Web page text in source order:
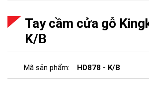
Tay cầm cửa gỗ
K/B
Mã sản phẩm: HD878 - K/B